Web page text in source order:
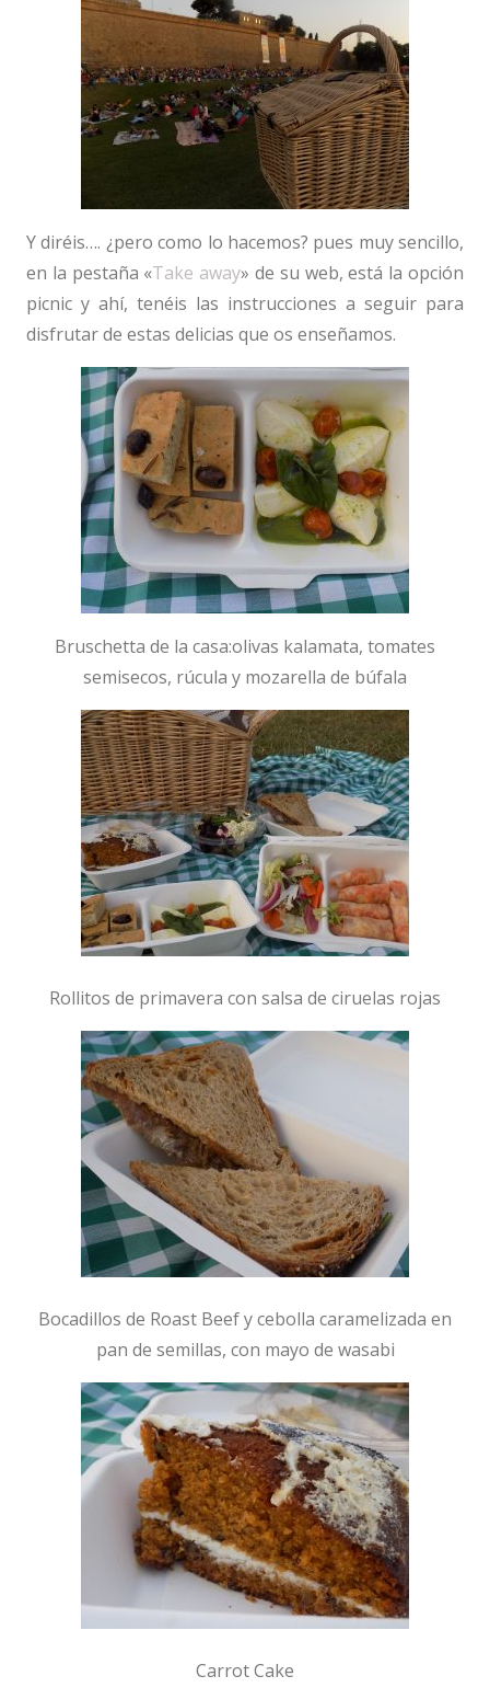
Y diréis…. ¿pero como lo hacemos? pues muy sencillo,
en la pestaña «Take away» de su web, está la opción
picnic y ahí, tenéis las instrucciones a seguir para
disfrutar de estas delicias que os enseñamos.
Bruschetta de la casa:olivas kalamata, tomates
semisecos, rúcula y mozarella de búfala
Rollitos de primavera con salsa de ciruelas rojas
Bocadillos de Roast Beef y cebolla caramelizada en
pan de semillas, con mayo de wasabi
Carrot Cake